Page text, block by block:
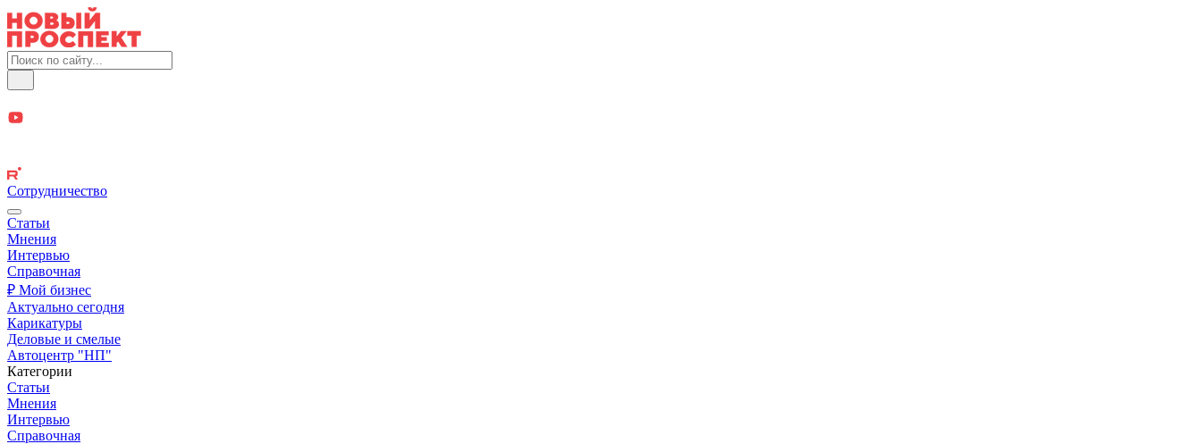
Сотрудничество
Статьи
Мнения
Интервью
Справочная
₽ Мой бизнес
Актуально сегодня
Карикатуры
Деловые и смелые
Автоцентр "НП"
Категории
Статьи
Мнения
Интервью
Справочная